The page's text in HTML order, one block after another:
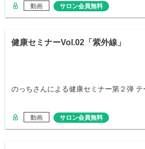
動画 サロン会員無料
健康セミナーVol.02「紫外線」
のっちさんによる健康セミナー第２弾 テ
動画 サロン会員無料